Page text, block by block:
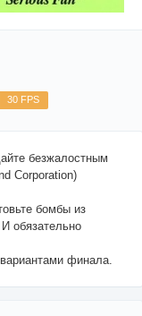
30 FPS
безжалостным
Corporation)
бомбы из
обязательно
финала.